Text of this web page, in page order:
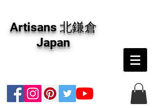
版画・切り絵など、コンテンポラリー並びにフ
ァインアートのオンライン販売をしています。
日本国内の抽象画・具象画の画家に加え、海外
のアーティストの作品もお取り寄せ頂けます。
インテリアとして、大切な方へのギフトとし
Artisans 北鎌倉
Japan